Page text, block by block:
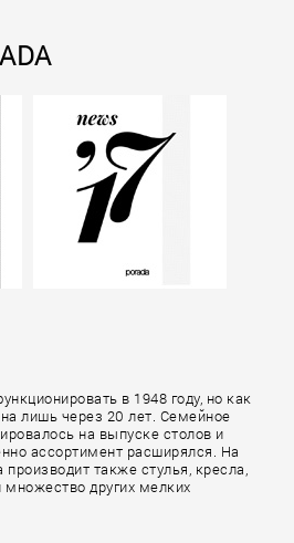
в 1948 году, но как
лишь через 20 лет. Семейное
на выпуске столов и
ассортимент расширялся. На
также стулья, кресла,
других мелких